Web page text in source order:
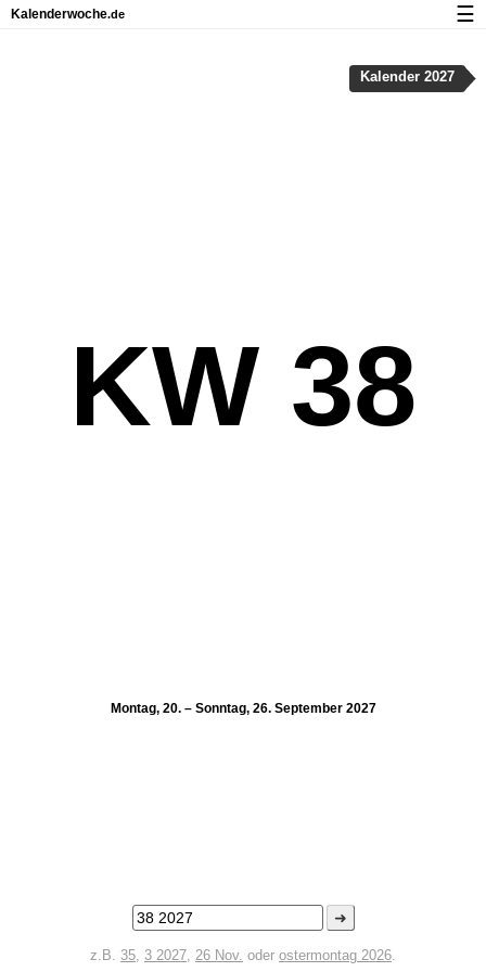
KW 38
Montag, 20. – Sonntag, 26. September 2027
➜
z.B. 35, 3 2027, 26 Nov. oder ostermontag 2026.
Kalender 2027
Kalenderwoche.de ☰